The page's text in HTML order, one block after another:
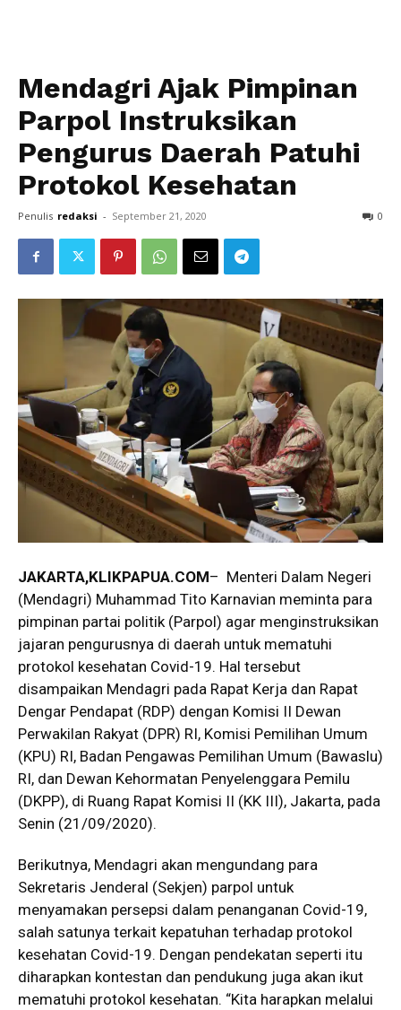
Mendagri Ajak Pimpinan
Parpol Instruksikan
Pengurus Daerah Patuhi
Protokol Kesehatan
Penulis redaksi - September 21, 2020 0
JAKARTA,KLIKPAPUA.COM– Menteri Dalam Negeri
(Mendagri) Muhammad Tito Karnavian meminta para
pimpinan partai politik (Parpol) agar menginstruksikan
jajaran pengurusnya di daerah untuk mematuhi
protokol kesehatan Covid-19. Hal tersebut
disampaikan Mendagri pada Rapat Kerja dan Rapat
Dengar Pendapat (RDP) dengan Komisi II Dewan
Perwakilan Rakyat (DPR) RI, Komisi Pemilihan Umum
(KPU) RI, Badan Pengawas Pemilihan Umum (Bawaslu)
RI, dan Dewan Kehormatan Penyelenggara Pemilu
(DKPP), di Ruang Rapat Komisi II (KK III), Jakarta, pada
Senin (21/09/2020).
Berikutnya, Mendagri akan mengundang para
Sekretaris Jenderal (Sekjen) parpol untuk
menyamakan persepsi dalam penanganan Covid-19,
salah satunya terkait kepatuhan terhadap protokol
kesehatan Covid-19. Dengan pendekatan seperti itu
diharapkan kontestan dan pendukung juga akan ikut
mematuhi protokol kesehatan. “Kita harapkan melalui